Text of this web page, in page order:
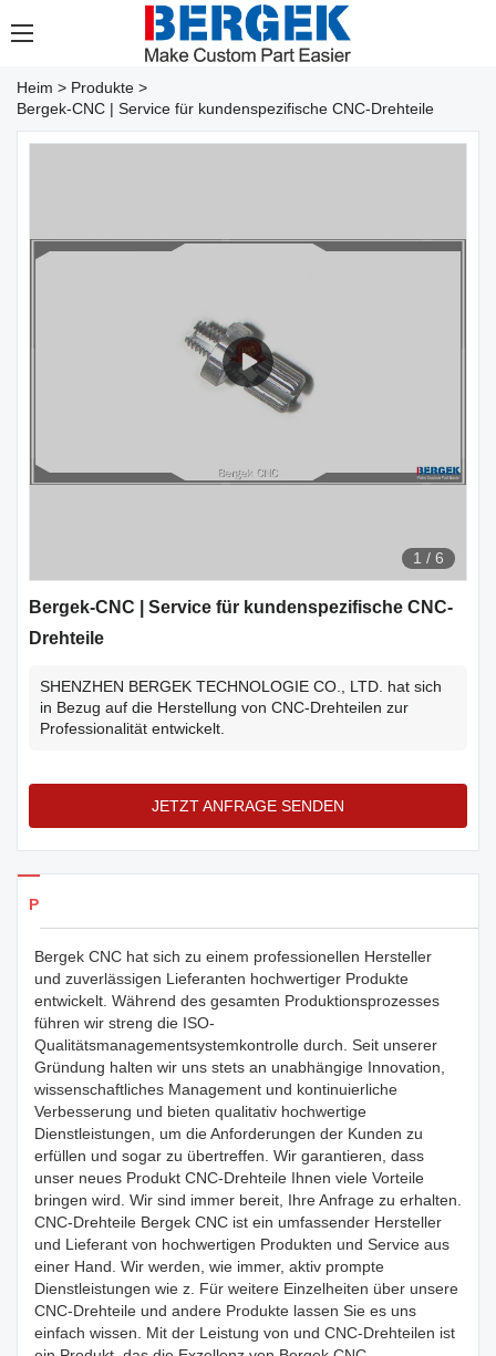
Heim > Produkte >
Bergek-CNC | Service für kundenspezifische CNC-Drehteile
1 / 6
Bergek-CNC | Service für kundenspezifische CNC-
Drehteile
SHENZHEN BERGEK TECHNOLOGIE CO., LTD. hat sich
in Bezug auf die Herstellung von CNC-Drehteilen zur
Professionalität entwickelt.
JETZT ANFRAGE SENDEN
Produkte Details
Bergek CNC hat sich zu einem professionellen Hersteller
und zuverlässigen Lieferanten hochwertiger Produkte
entwickelt. Während des gesamten Produktionsprozesses
führen wir streng die ISO-
Qualitätsmanagementsystemkontrolle durch. Seit unserer
Gründung halten wir uns stets an unabhängige Innovation,
wissenschaftliches Management und kontinuierliche
Verbesserung und bieten qualitativ hochwertige
Dienstleistungen, um die Anforderungen der Kunden zu
erfüllen und sogar zu übertreffen. Wir garantieren, dass
unser neues Produkt CNC-Drehteile Ihnen viele Vorteile
bringen wird. Wir sind immer bereit, Ihre Anfrage zu erhalten.
CNC-Drehteile Bergek CNC ist ein umfassender Hersteller
und Lieferant von hochwertigen Produkten und Service aus
einer Hand. Wir werden, wie immer, aktiv prompte
Dienstleistungen wie z. Für weitere Einzelheiten über unsere
CNC-Drehteile und andere Produkte lassen Sie es uns
einfach wissen. Mit der Leistung von und CNC-Drehteilen ist